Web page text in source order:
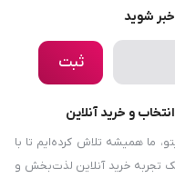
شوید
ثبت
و خرید آنلاین
ما همیشه تلاش کرده‌ایم تا با
تجربه خرید آنلاین لذت‌بخش و